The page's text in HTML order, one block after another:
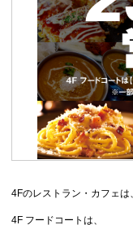
4Fのレストラン・カフェは
4F フードコートは、